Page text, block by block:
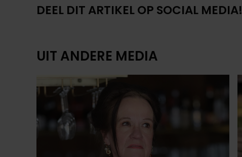
DEEL DIT ARTIKEL OP SOCIAL MEDIA!
UIT ANDERE MEDIA